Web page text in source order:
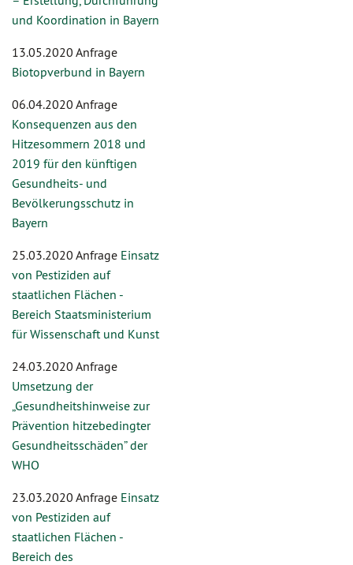
und Koordination in Bayern
13.05.2020 Anfrage
Biotopverbund in Bayern
06.04.2020 Anfrage
Konsequenzen aus den
Hitzesommern 2018 und
2019 für den künftigen
Gesundheits- und
Bevölkerungsschutz in
Bayern
25.03.2020 Anfrage Einsatz
von Pestiziden auf
staatlichen Flächen -
Bereich Staatsministerium
für Wissenschaft und Kunst
24.03.2020 Anfrage
Umsetzung der
„Gesundheitshinweise zur
Prävention hitzebedingter
Gesundheitsschäden” der
WHO
23.03.2020 Anfrage Einsatz
von Pestiziden auf
staatlichen Flächen -
Bereich des